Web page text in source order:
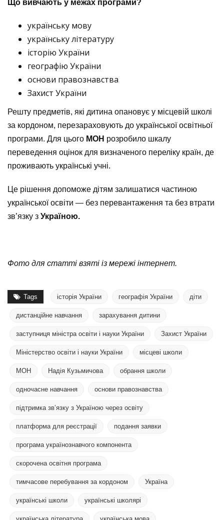
Що вивчають у межах програми?
українську мову
українську літературу
історію України
географію України
основи правознавства
Захист України
Решту предметів, які дитина опановує у місцевій школі
за кордоном, перезараховують до української освітньої
програми. Для цього МОН розробило шкалу
переведення оцінок для визначеного переліку країн, де
проживають українські учні.
Це рішення допоможе дітям залишатися частиною
української освіти — без перевантаження та без втрати
зв’язку з Україною.
Фото для статті взяті із мережі інтернет.
Tags історія України географія України діти
дистанційне навчання зарахування дитини
заступниця міністра освіти і науки України Захист України
Міністерство освіти і науки України місцеві школи
МОН Надія Кузьмичова обрання школи
одночасне навчання основи правознавства
підтримка зв’язку з Україною через освіту
платформа для реєстрації подання заявки
програма українознавчого компонента
скорочена освітня програма
тимчасове перебування за кордоном Україна
українські школи українські школярі